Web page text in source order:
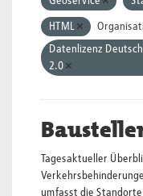
HTML
Datenlizenz
2.0
Tagesaktueller
umfasst die